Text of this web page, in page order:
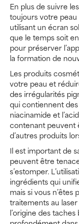
En plus de suivre
toujours votre peau
utilisant un écran
que le temps soit
pour préserver
la formation de
Les produits
votre peau et
des irrégularités
qui contiennent
niacinamide et
contenant peuvent
d’autres produits
Il est important de
peuvent être
s’estomper.
ingrédients qui
mais si vous n’êtes
traitements au
l’origine des